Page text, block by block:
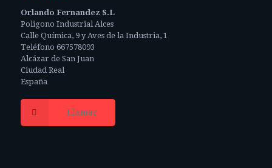
Orlando Fernandez S.L
Poligono Industrial Alces
Calle Química, 9 y Aves de la Industria, 1
Teléfono 667578093
Alcázar de San Juan
Ciudad Real
España
Llamar